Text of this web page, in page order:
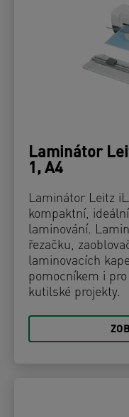
Laminátor
1, A4
Laminátor Leitz
kompaktní,
laminování.
řezačku,
laminovacích
pomocníkem i
kutilské projekty.